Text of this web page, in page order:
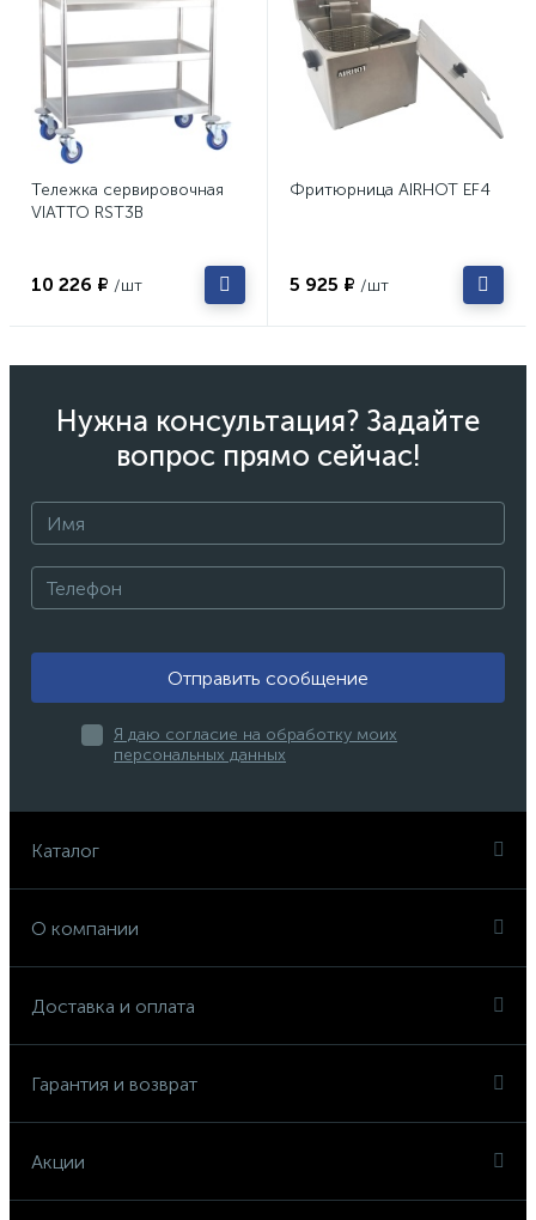
Тележка сервировочная
VIATTO RST3B
10 226 ₽ /шт
Фритюрница AIRHOT EF4
5 925 ₽ /шт
Нужна консультация? Задайте
вопрос прямо сейчас!
Отправить сообщение
Я даю согласие на обработку моих
персональных данных
Каталог
О компании
Доставка и оплата
Гарантия и возврат
Акции